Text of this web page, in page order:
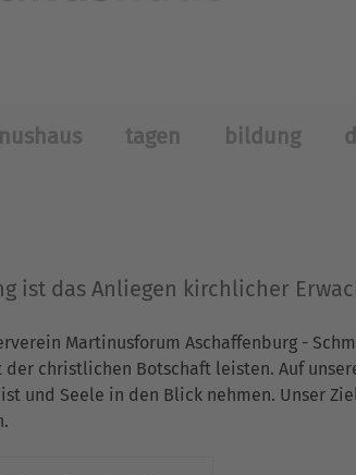
tagen bildung
ist das Anliegen kirchlicher
Martinusforum Aschaffenburg -
christlichen Botschaft leisten. Auf
und Seele in den Blick nehmen. Unser